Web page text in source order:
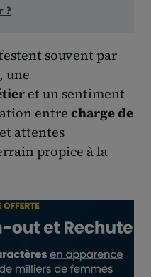
?
souvent par
une
et un sentiment
entre charge de
et attentes
propice à la